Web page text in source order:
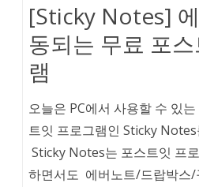
[Sticky Notes]
동되는 무료 포
램
오늘은 PC에서 사용할 수 있
트잇 프로그램인 Sticky
Sticky Notes는 포스트잇 프
하면서도 에버노트/드랍박스/